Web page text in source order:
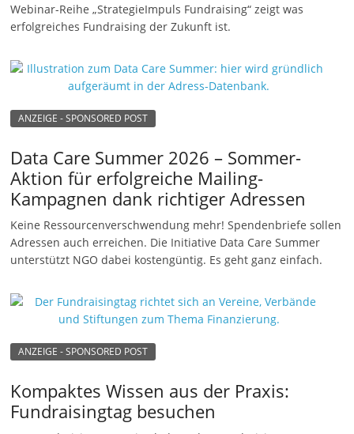
i
f
u
g
n
Webinar-Reihe „StrategieImpuls Fundraising“ zeigt was
erfolgreiches Fundraising der Zukunft ist.
ANZEIGE - SPONSORED POST
Data Care Summer 2026 – Sommer-
Aktion für erfolgreiche Mailing-
Kampagnen dank richtiger Adressen
Keine Ressourcenverschwendung mehr! Spendenbriefe sollen
Adressen auch erreichen. Die Initiative Data Care Summer
unterstützt NGO dabei kostengüntig. Es geht ganz einfach.
ANZEIGE - SPONSORED POST
Kompaktes Wissen aus der Praxis:
Fundraisingtag besuchen